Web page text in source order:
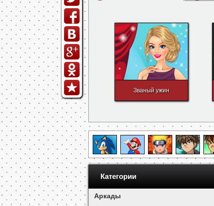
Званый ужин
Категории
Аркады